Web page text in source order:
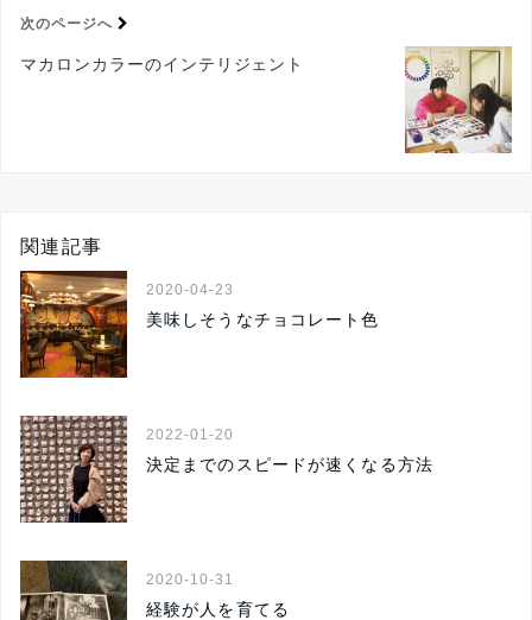
次のページへ
マカロンカラーのインテリジェント
関連記事
2020-04-23
美味しそうなチョコレート色
2022-01-20
決定までのスピードが速くなる方法
2020-10-31
経験が人を育てる